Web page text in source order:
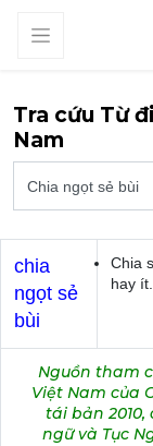
Tra cứu Từ
Nam
chia
ngọt sẻ
bùi
Chia
hay ít.
Nguồn tham
Việt Nam của
tái bản 2010,
ngữ và Tục